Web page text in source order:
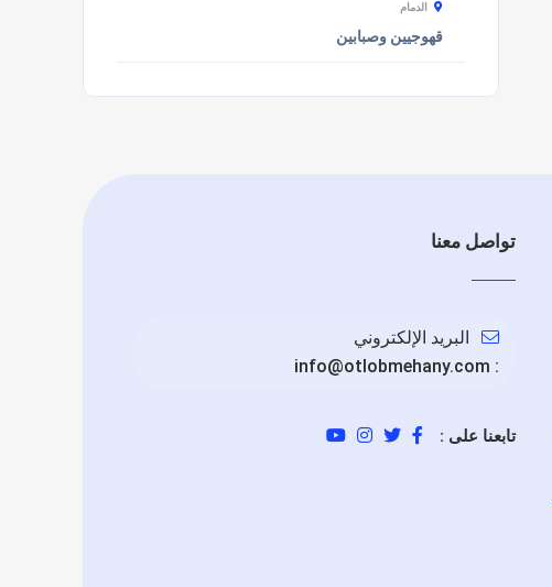
الدمام
قهوجيين وصبابين
تواصل معنا
البريد الإلكتروني
:
info@otlobmehany.com
تابعنا على :